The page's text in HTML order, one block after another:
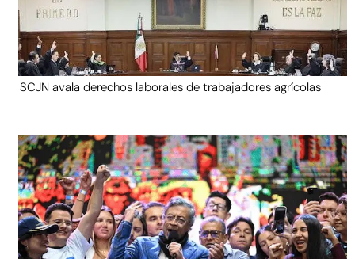
SCJN avala derechos laborales de trabajadores agrícolas